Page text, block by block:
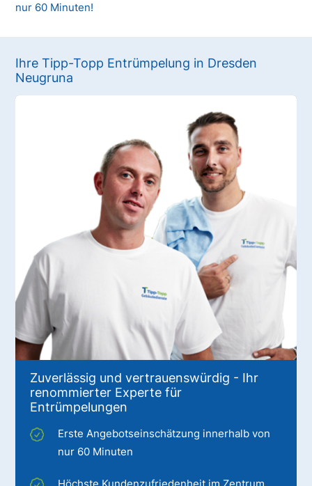
nur 60 Minuten!
Ihre Tipp-Topp Entrümpelung in Dresden
Neugruna
Zuverlässig und vertrauenswürdig - Ihr
renommierter Experte für
Entrümpelungen
Erste Angebotseinschätzung innerhalb von
nur 60 Minuten